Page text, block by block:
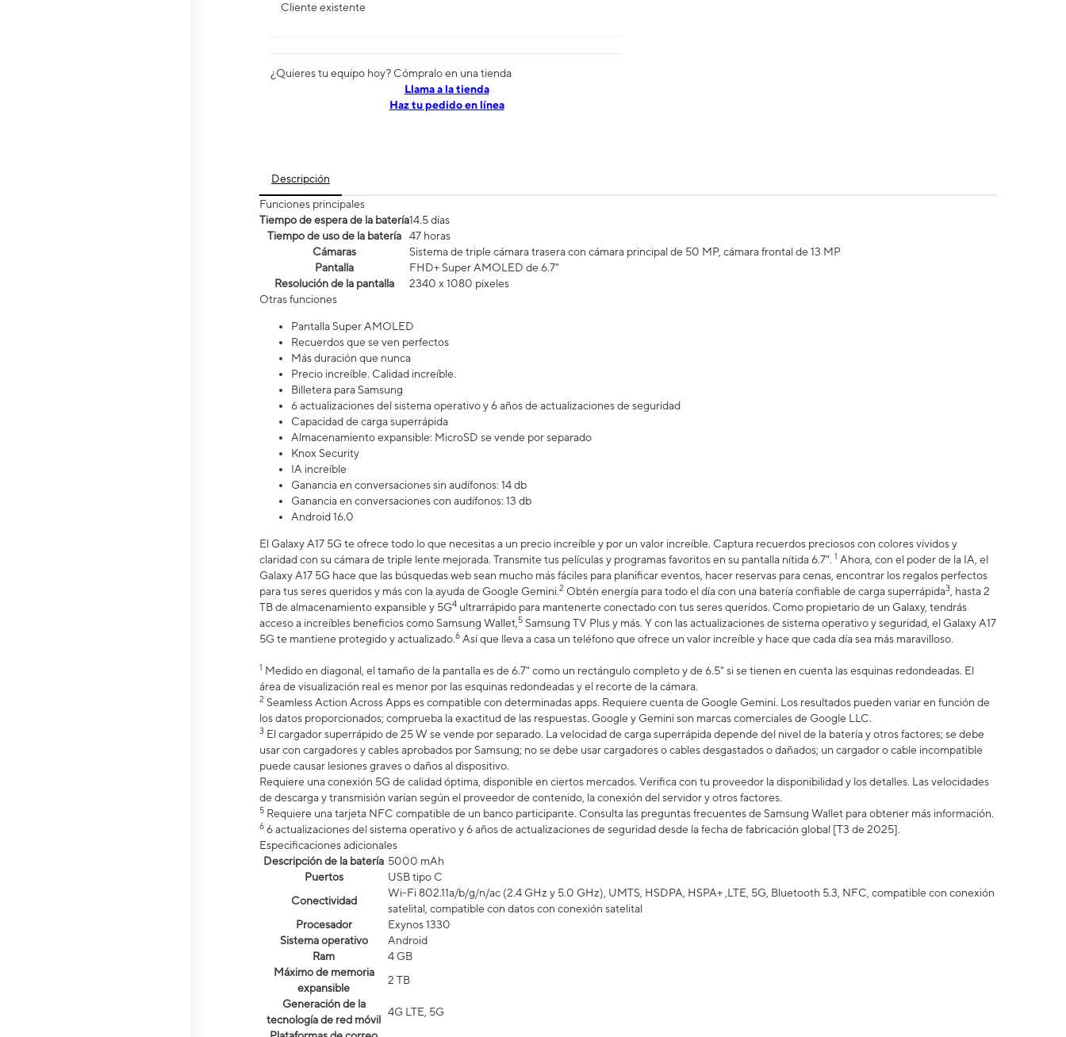
Cliente existente
¿Quieres tu equipo hoy? Cómpralo en una tienda
​​​​​​​Llama a la tienda
Haz tu pedido en línea
Descripción
Funciones principales
Tiempo de espera de la batería14.5 días
Tiempo de uso de la batería
47 horas
Cámaras
Sistema de triple cámara trasera con cámara principal de 50 MP, cámara frontal de 13 MP
Pantalla
FHD+ Super AMOLED de 6.7"
Resolución de la pantalla
2340 x 1080 píxeles
Otras funciones
Pantalla Super AMOLED
Recuerdos que se ven perfectos
Más duración que nunca
Precio increíble. Calidad increíble.
Billetera para Samsung
6 actualizaciones del sistema operativo y 6 años de actualizaciones de seguridad
Capacidad de carga superrápida
Almacenamiento expansible: MicroSD se vende por separado
Knox Security
IA increíble
Ganancia en conversaciones sin audífonos: 14 db
Ganancia en conversaciones con audífonos: 13 db
Android 16.0
El Galaxy A17 5G te ofrece todo lo que necesitas a un precio increíble y por un valor increíble. Captura recuerdos preciosos con colores vívidos y
claridad con su cámara de triple lente mejorada. Transmite tus películas y programas favoritos en su pantalla nítida 6.7". 1 Ahora, con el poder de la IA, el
Galaxy A17 5G hace que las búsquedas web sean mucho más fáciles para planificar eventos, hacer reservas para cenas, encontrar los regalos perfectos
para tus seres queridos y más con la ayuda de Google Gemini.2 Obtén energía para todo el día con una batería confiable de carga superrápida3 , hasta 2
TB de almacenamiento expansible y 5G4 ultrarrápido para mantenerte conectado con tus seres queridos. Como propietario de un Galaxy, tendrás
acceso a increíbles beneficios como Samsung Wallet, 5 Samsung TV Plus y más. Y con las actualizaciones de sistema operativo y seguridad, el Galaxy A17
5G te mantiene protegido y actualizado.6 Así que lleva a casa un teléfono que ofrece un valor increíble y hace que cada día sea más maravilloso.
1 Medido en diagonal, el tamaño de la pantalla es de 6.7" como un rectángulo completo y de 6.5" si se tienen en cuenta las esquinas redondeadas. El
área de visualización real es menor por las esquinas redondeadas y el recorte de la cámara.
2 Seamless Action Across Apps es compatible con determinadas apps. Requiere cuenta de Google Gemini. Los resultados pueden variar en función de
los datos proporcionados; comprueba la exactitud de las respuestas. Google y Gemini son marcas comerciales de Google LLC.
3 El cargador superrápido de 25 W se vende por separado. La velocidad de carga superrápida depende del nivel de la batería y otros factores; se debe
usar con cargadores y cables aprobados por Samsung; no se debe usar cargadores o cables desgastados o dañados; un cargador o cable incompatible
puede causar lesiones graves o daños al dispositivo.
Requiere una conexión 5G de calidad óptima, disponible en ciertos mercados. Verifica con tu proveedor la disponibilidad y los detalles. Las velocidades
de descarga y transmisión varían según el proveedor de contenido, la conexión del servidor y otros factores.
5 Requiere una tarjeta NFC compatible de un banco participante. Consulta las preguntas frecuentes de Samsung Wallet para obtener más información.
6 6 actualizaciones del sistema operativo y 6 años de actualizaciones de seguridad desde la fecha de fabricación global [T3 de 2025].
Especificaciones adicionales
Descripción de la batería 5000 mAh
Puertos
USB tipo C
Conectividad
Wi-Fi 802.11a/b/g/n/ac (2.4 GHz y 5.0 GHz), UMTS, HSDPA, HSPA+ ,LTE, 5G, Bluetooth 5.3, NFC, compatible con conexión
satelital, compatible con datos con conexión satelital​​​​​​​
Procesador
Exynos 1330
Sistema operativo
Android
Ram
4 GB
Máximo de memoria
expansible
2 TB
Generación de la
tecnología de red móvil
4G LTE, 5G